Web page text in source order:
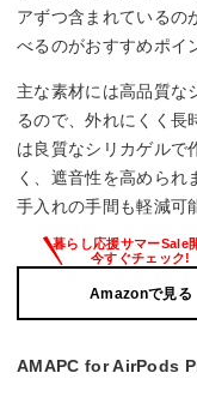
アずつ含まれているの
べるのがおすすめポイ
主な素材には高品質な
るので、外れにくく長
は良質なシリカゲルで
く、遮音性を高められ
手入れの手間も軽減可
Amazonで見る
AMAPC for AirPods